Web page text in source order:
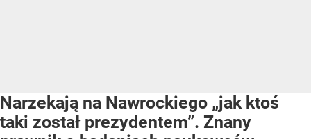
Narzekają na Nawrockiego „jak ktoś
taki został prezydentem”. Znany